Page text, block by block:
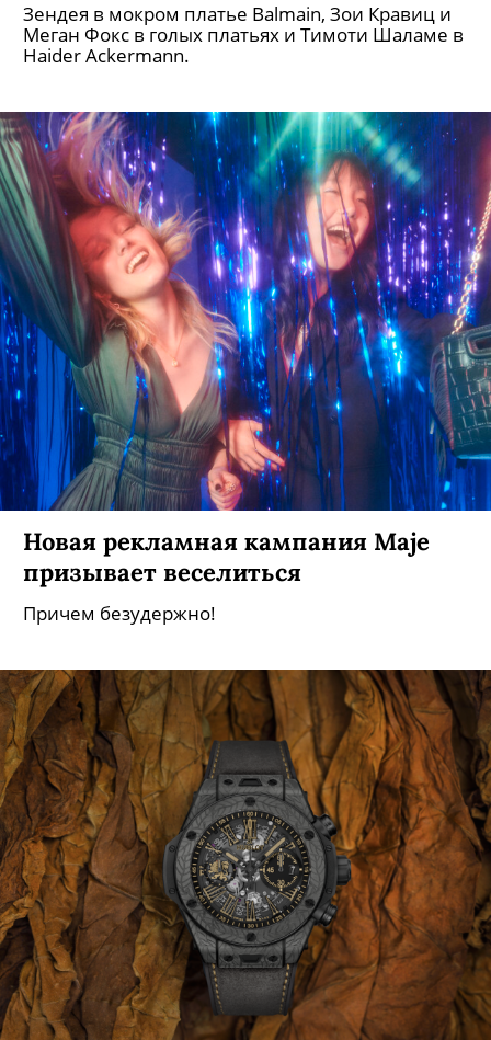
Зендея в мокром платье Balmain, Зои Кравиц и
Меган Фокс в голых платьях и Тимоти Шаламе в
Haider Ackermann.
Новая рекламная кампания Maje
призывает веселиться
Причем безудержно!